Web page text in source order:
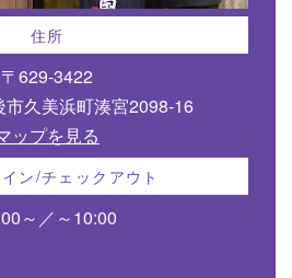
住所
〒629-3422
久美浜町湊宮2098-16
ップを見る
ン/チェックアウト
～／～10:00